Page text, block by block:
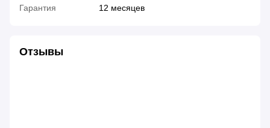
Гарантия 12 месяцев
Отзывы